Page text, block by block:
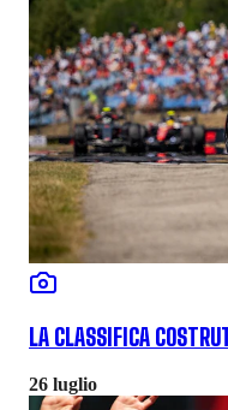
LA CLASSIFICA
26 luglio